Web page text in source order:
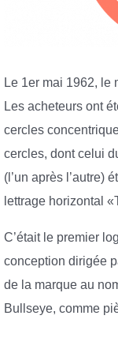
Le 1er mai 1962, le
Les acheteurs ont
cercles
cercles, dont celui
(l’un après l’autre)
lettrage horizontal
C’était le premier
conception dirigée
de la marque au
Bullseye, comme